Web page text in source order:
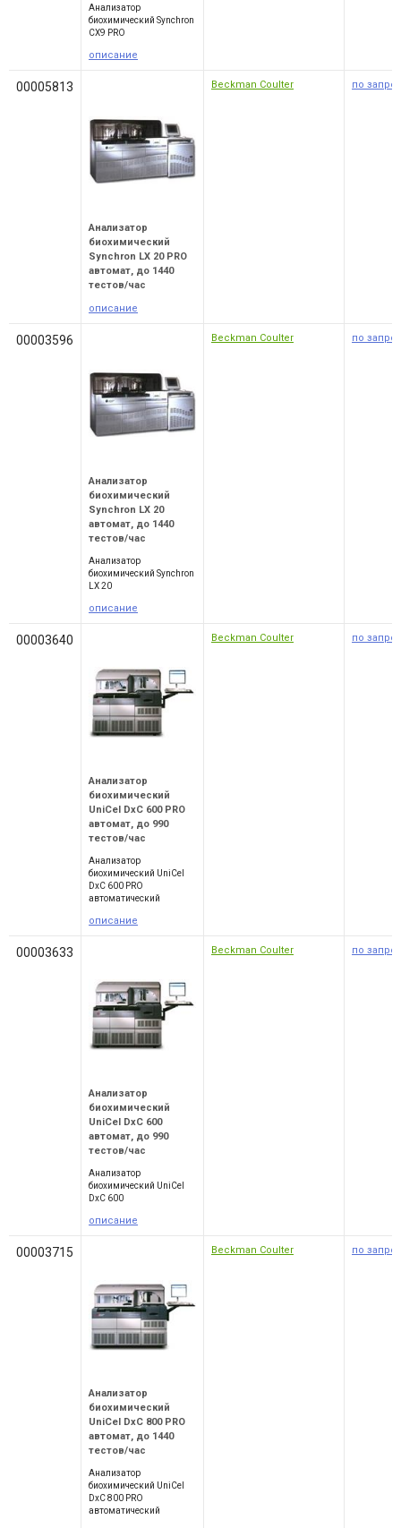
Анализатор
биохимический Synchron
CX9 PRO
описание
00005813
Анализатор
биохимический
Synchron LX 20 PRO
автомат, до 1440
тестов/час
описание
Beckman Coulter по
00003596
Анализатор
биохимический
Synchron LX 20
автомат, до 1440
тестов/час
Анализатор
биохимический Synchron
LX 20
описание
Beckman Coulter по
00003640
Анализатор
биохимический
UniCel DxC 600 PRO
автомат, до 990
тестов/час
Анализатор
биохимический UniCel
DxC 600 PRO
автоматический
описание
Beckman Coulter по
00003633
Анализатор
биохимический
UniCel DxC 600
автомат, до 990
тестов/час
Анализатор
биохимический UniCel
DxC 600
описание
Beckman Coulter по
00003715
Анализатор
биохимический
UniCel DxC 800 PRO
автомат, до 1440
тестов/час
Анализатор
биохимический UniCel
DxC 800 PRO
автоматический
Beckman Coulter по